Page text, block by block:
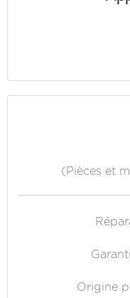
(Pièces et
Origine